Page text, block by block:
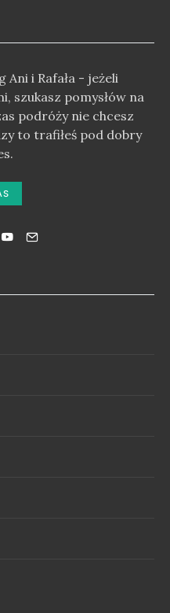
Ani i Rafała - jeżeli
szukasz pomysłów na
podróży nie chcesz
to trafiłeś pod dobry